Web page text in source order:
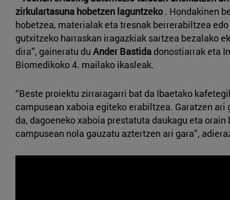
zirkulartasuna hobetzen laguntzeko . Hondakinen
hobetzea, materialak eta tresnak berrerabiltzea
gutxitzeko harraskan iragazkiak sartzea bezalako
dira”, gaineratu du Ander Bastida donostiarrak eta
Biomedikoko 4. mailako ikasleak.
“Beste proiektu zirraragarri bat da Ibaetako
campusean xaboia egiteko erabiltzea. Garatzen ari
da, dagoeneko xaboia prestatuta daukagu eta orain
campusean nola gauzatu aztertzen ari gara”,